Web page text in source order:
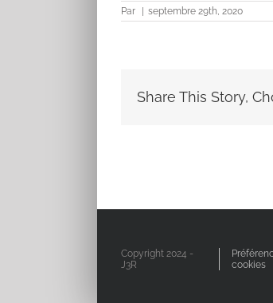
Par septembre 29th, 2020
Share This Story,
Copyright 2024 -
J3R
cookies